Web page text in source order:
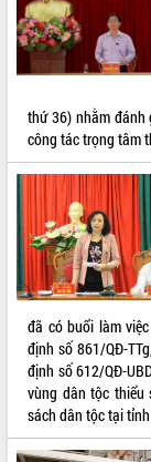
Kết nối tour, đẩy mạnh
để phát triển du lịch Đắk
Khởi động Dự án Đầu
tầng kỹ thuật Cụm
Tiến
Gặp mặt các cơ quan
niệm 101 năm Ngày
mạng Việt Nam
Đắk Lắk sơ kết 4 năm
hiện Đề án 06 của
Họp báo thông tin về
Quy hoạch và Xúc
Khơi thông điểm
giải ngân vốn khắc
HĐND tỉnh thông qua
hoạch tỉnh thời kỳ
Hội thảo góp ý hồ sơ
thứ 36) nhằm đánh
công tác trọng tâm
đã có buổi làm
định số 861/QĐ-
định số 612/QĐ-
vùng dân tộc thiểu
sách dân tộc tại